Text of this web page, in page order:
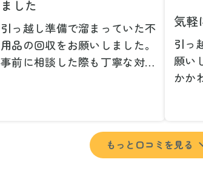
ました
引っ越し準備で溜まっていた不
用品の回収をお願いしました。
事前に相談した際も丁寧な対応
いものが多かったのですが、手
際よく対応していただき驚きま
気軽
引っ
願い
かか
じて
いし
特に
もっと口コミを見る